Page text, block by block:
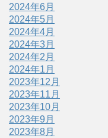
2024年6月
2024年5月
2024年4月
2024年3月
2024年2月
2024年1月
2023年12月
2023年11月
2023年10月
2023年9月
2023年8月